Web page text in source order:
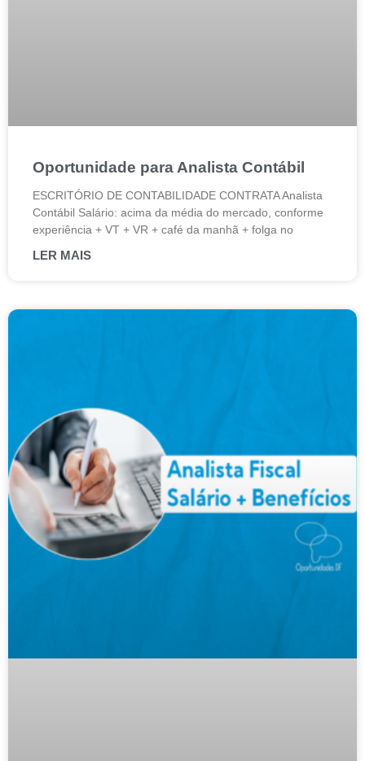
Oportunidade para Analista Contábil
ESCRITÓRIO DE CONTABILIDADE CONTRATA Analista
Contábil Salário: acima da média do mercado, conforme
experiência + VT + VR + café da manhã + folga no
LER MAIS